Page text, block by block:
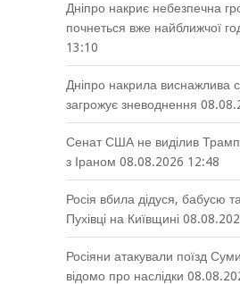
Дніпро накриє небезпечна
почнеться вже найближчої
13:10
Дніпро накрила виснажлива
загрожує зневоднення
Сенат США не виділив
з Іраном 08.08.2026 12:48
Росія вбила дідуся, бабусю
Пухівці на Київщині
Росіяни атакували поїзд
відомо про наслідки